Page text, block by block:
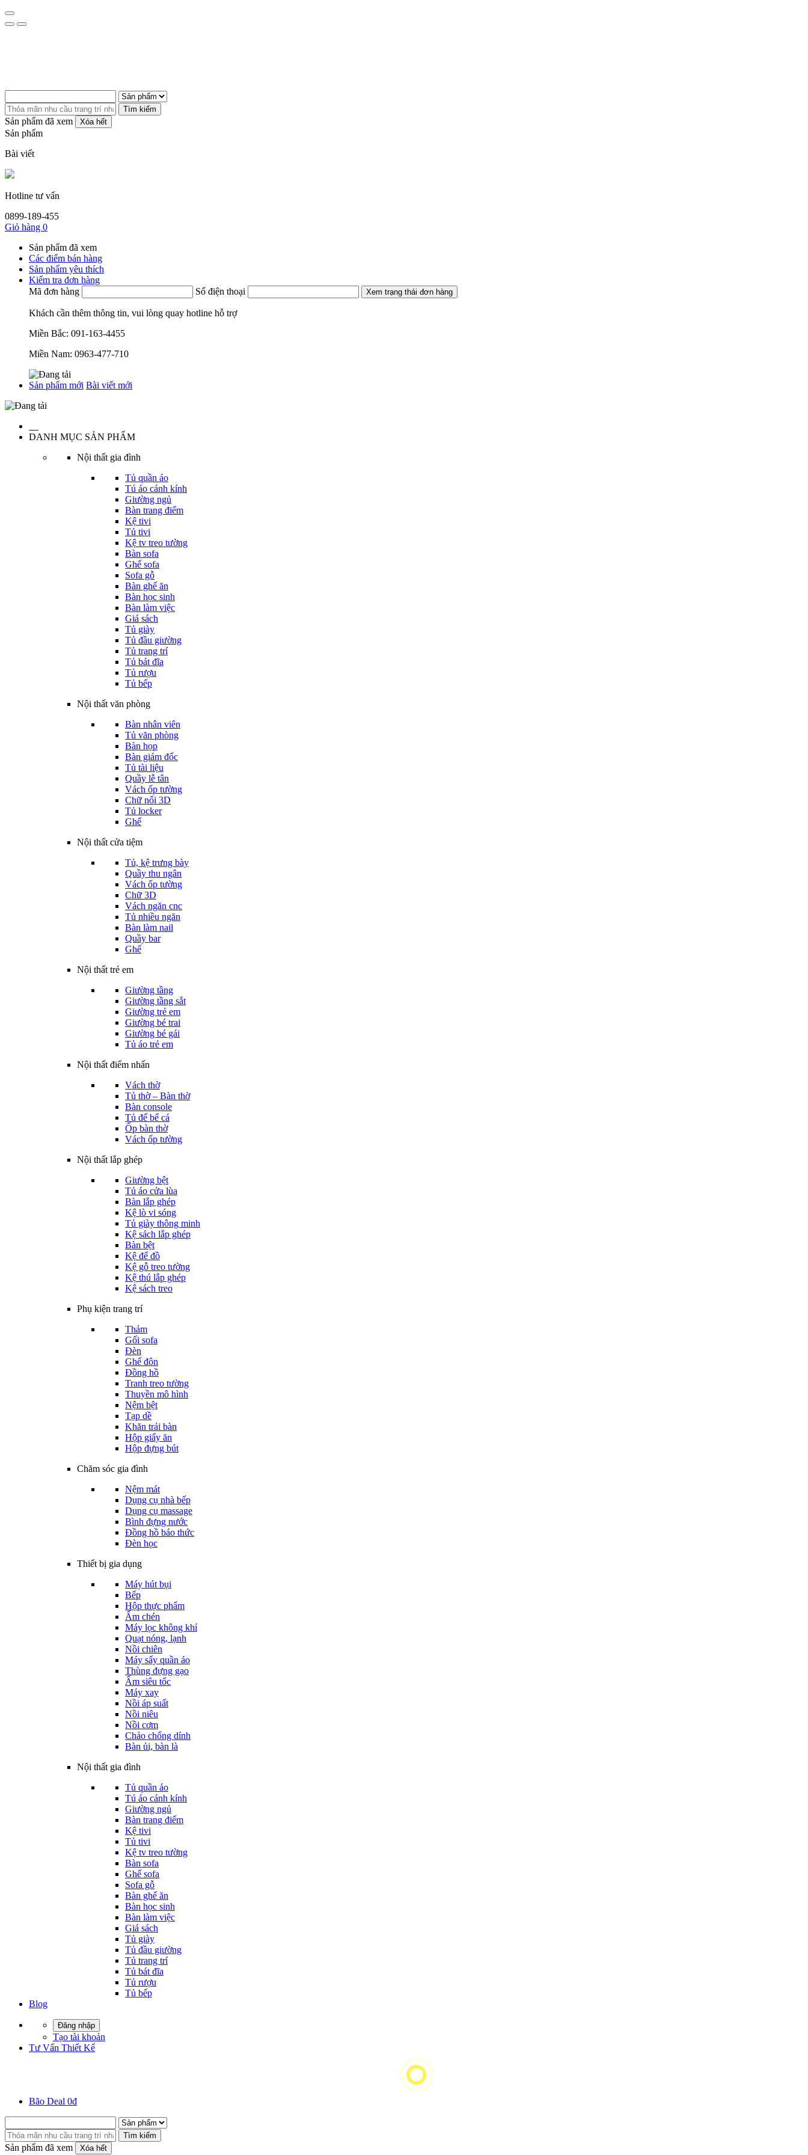
Tìm kiếm
Sản phẩm đã xem Xóa hết
Sản phẩm
Bài viết
Hotline tư vấn
0899-189-455
Giỏ hàng 0
Sản phẩm đã xem
Các điểm bán hàng
Sản phẩm yêu thích
Kiểm tra đơn hàng
Mã đơn hàng
Số điện thoại Xem trạng thái đơn hàng
Khách cần thêm thông tin, vui lòng quay hotline hỗ trợ
Miền Bắc: 091-163-4455
Miền Nam: 0963-477-710
Sản phẩm mới Bài viết mới
DANH MỤC SẢN PHẨM
Nội thất gia đình
Tủ quần áo
Tú áo cánh kính
Giường ngủ
Bàn trang điểm
Kệ tivi
Tủ tivi
Kệ tv treo tường
Bàn sofa
Ghế sofa
Sofa gỗ
Bàn ghế ăn
Bàn học sinh
Bàn làm việc
Giá sách
Tủ giày
Tủ đầu giường
Tủ trang trí
Tủ bát đĩa
Tủ rượu
Tủ bếp
Nội thất văn phòng
Bàn nhân viên
Tủ văn phòng
Bàn họp
Bàn giám đốc
Tủ tài liệu
Quầy lễ tân
Vách ốp tường
Chữ nổi 3D
Tủ locker
Ghế
Nội thất cửa tiệm
Tủ, kệ trưng bày
Quầy thu ngân
Vách ốp tường
Chữ 3D
Vách ngăn cnc
Tủ nhiều ngăn
Bàn làm nail
Quầy bar
Ghế
Nội thất trẻ em
Giường tầng
Giường tầng sắt
Giường trẻ em
Giường bé trai
Giường bé gái
Tủ áo trẻ em
Nội thất điểm nhấn
Vách thờ
Tủ thờ – Bàn thờ
Bàn console
Tủ để bể cá
Ốp bàn thờ
Vách ốp tường
Nội thất lắp ghép
Giường bệt
Tủ áo cửa lùa
Bàn lắp ghép
Kệ lò vi sóng
Tủ giày thông minh
Kệ sách lắp ghép
Bàn bệt
Kệ để đồ
Kệ gỗ treo tường
Kệ thú lắp ghép
Kệ sách treo
Phụ kiện trang trí
Thảm
Gối sofa
Đèn
Ghế đôn
Đồng hồ
Tranh treo tường
Thuyền mô hình
Nệm bệt
Tạp dề
Khăn trải bàn
Hộp giấy ăn
Hộp đựng bút
Chăm sóc gia đình
Nệm mát
Dụng cụ nhà bếp
Dụng cụ massage
Bình đựng nước
Đồng hồ báo thức
Đèn học
Thiết bị gia dụng
Máy hút bụi
Bếp
Hộp thực phẩm
Ấm chén
Máy lọc không khí
Quạt nóng, lạnh
Nồi chiên
Máy sấy quần áo
Thùng đựng gạo
Ấm siêu tốc
Máy xay
Nồi áp suất
Nồi niêu
Nồi cơm
Chảo chống dính
Bàn ủi, bàn là
Nội thất gia đình
Tủ quần áo
Tú áo cánh kính
Giường ngủ
Bàn trang điểm
Kệ tivi
Tủ tivi
Kệ tv treo tường
Bàn sofa
Ghế sofa
Sofa gỗ
Bàn ghế ăn
Bàn học sinh
Bàn làm việc
Giá sách
Tủ giày
Tủ đầu giường
Tủ trang trí
Tủ bát đĩa
Tủ rượu
Tủ bếp
Blog
Đăng nhập
Tạo tài khoản
Tư Vấn Thiết Kế
Bão Deal 0đ
Tìm kiếm
Sản phẩm đã xem Xóa hết